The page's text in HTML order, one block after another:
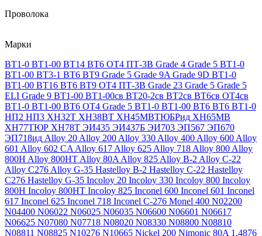
Проволока
Марки
ВТ1-0 ВТ1-00 ВТ14 ВТ6 ОТ4 ПТ-3В Grade 4 Grade 5 ВТ1-0
ВТ1-00 ВТ3-1 ВТ6 ВТ9 Grade 5 Grade 9A Grade 9D ВТ1-0
ВТ1-00 ВТ16 ВТ6 ВТ9 ОТ4 ПТ-3В Grade 23 Grade 5 Grade 5
ELI Grade 9 ВТ1-00 ВТ1-00св ВТ20-2св ВТ2св ВТ6св ОТ4св
ВТ1-0 ВТ1-00 ВТ6 ОТ4 Grade 5 ВТ1-0 ВТ1-00 ВТ6 ВТ6 ВТ1-0
НП2 НП3 ХН32Т ХН38ВТ ХН45МВТЮБРид ХН65МВ
ХН77ТЮР ХН78Т ЭИ435 ЭИ437Б ЭИ703 ЭП567 ЭП670
ЭП718ид Alloy 20 Alloy 200 Alloy 330 Alloy 400 Alloy 600 Alloy
601 Alloy 602 CA Alloy 617 Alloy 625 Alloy 718 Alloy 800 Alloy
800H Alloy 800HT Alloy 80A Alloy 825 Alloy B-2 Alloy C-22
Alloy C276 Alloy G-35 Hastelloy B-2 Hastelloy C-22 Hastelloy
C276 Hastelloy G-35 Incoloy 20 Incoloy 330 Incoloy 800 Incoloy
800H Incoloy 800HT Incoloy 825 Inconel 600 Inconel 601 Inconel
617 Inconel 625 Inconel 718 Inconel C-276 Monel 400 N02200
N04400 N06022 N06025 N06035 N06600 N06601 N06617
N06625 N07080 N07718 N08020 N08330 N08800 N08810
N08811 N08825 N10276 N10665 Nickel 200 Nimonic 80A 1.4876